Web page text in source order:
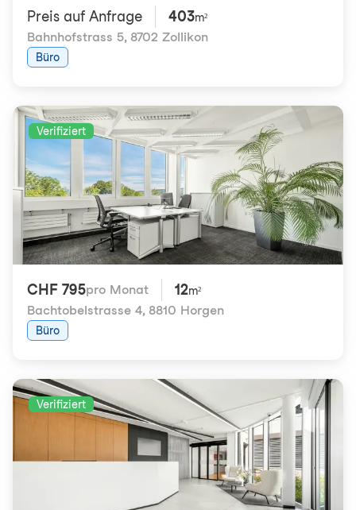
Preis auf Anfrage 403m²
Bahnhofstrass 5, 8702 Zollikon
Büro
Verifiziert
CHF 795pro Monat 12m²
Bachtobelstrasse 4, 8810 Horgen
Büro
Verifiziert